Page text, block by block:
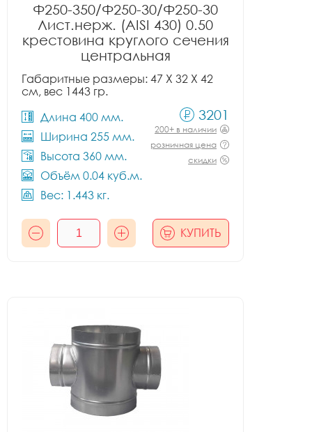
Ф250-350/Ф250-30/Ф250-30
Лист.нерж. (AISI 430) 0.50
крестовина круглого сечения
центральная
Габаритные размеры: 47 X 32 X 42
см, вес 1443 гр.
Длина 400 мм.
Ширина 255 мм.
Высота 360 мм.
Объём 0.04 куб.м.
Вес: 1.443 кг.
3201
200+ в наличии
розничная цена
скидки
КУПИТЬ